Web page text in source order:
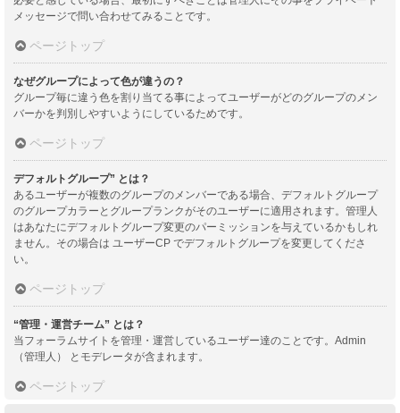
メッセージで問い合わせてみることです。
ページトップ
なぜグループによって色が違うの？
グループ毎に違う色を割り当てる事によってユーザーがどのグループのメン
バーかを判別しやすいようにしているためです。
ページトップ
デフォルトグループ” とは？
あるユーザーが複数のグループのメンバーである場合、デフォルトグループ
のグループカラーとグループランクがそのユーザーに適用されます。管理人
はあなたにデフォルトグループ変更のパーミッションを与えているかもしれ
ません。その場合は ユーザーCP でデフォルトグループを変更してくださ
い。
ページトップ
“管理・運営チーム” とは？
当フォーラムサイトを管理・運営しているユーザー達のことです。Admin
（管理人） とモデレータが含まれます。
ページトップ